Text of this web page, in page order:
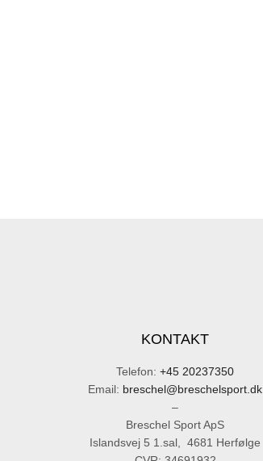
KONTAKT
Telefon:+45 20237350
Email: breschel@breschelsport.dk
–
Breschel Sport ApS
Islandsvej 5 1.sal, 4681 Herfølge